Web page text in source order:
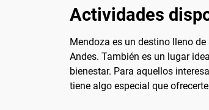
Actividades
Mendoza es un destino lleno
Andes. También es un lugar
bienestar. Para aquellos
tiene algo especial que